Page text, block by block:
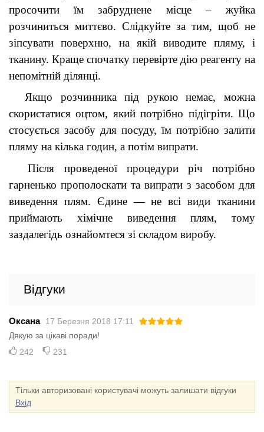
просочити їм забруднене місце – жуйка
розчиниться миттєво. Слідкуйте за тим, щоб не
зіпсувати поверхню, на якій виводите пляму, і
тканину. Краще спочатку перевірте дію реагенту на
непомітній ділянці.
Якщо розчинника під рукою немає, можна
скористатися оцтом, який потрібно підігріти. Що
стосується засобу для посуду, їм потрібно залити
пляму на кілька годин, а потім випрати.
Після проведеної процедури річ потрібно
гарненько прополоскати та випрати з засобом для
виведення плям. Єдине — не всі види тканини
приймають хімічне виведення плям, тому
заздалегідь ознайомтеся зі складом виробу.
Відгуки
Оксана
17 Березня 2018 17:11
Дякую за цікаві поради!
242
231
Тільки авторизовані користувачі можуть залишати відгуки
Вхід